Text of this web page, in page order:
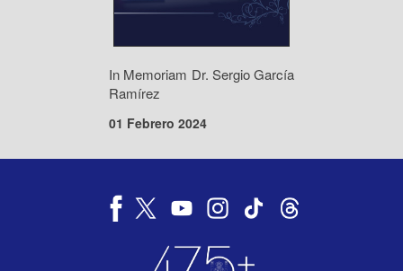
In Memoriam Dr. Sergio García
Ramírez
01 Febrero 2024